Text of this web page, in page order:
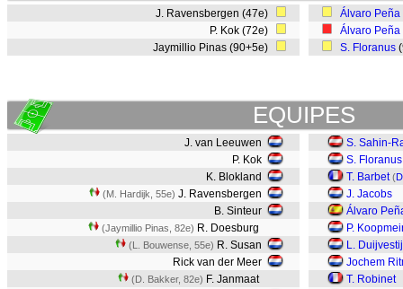
J. Ravensbergen (47e)
P. Kok (72e)
Jaymillio Pinas (90+5e)
Álvaro Peña
Álvaro Peña
S. Floranus
EQUIPES
J. van Leeuwen
P. Kok
K. Blokland
(M. Hardijk, 55e) J. Ravensbergen
B. Sinteur
(Jaymillio Pinas, 82e) R. Doesburg
(L. Bouwense, 55e) R. Susan
Rick van der Meer
(D. Bakker, 82e) F. Janmaat
S. Sahin-
S. Floranus
T. Barbet (
J. Jacobs
Álvaro
P.
L.
Jochem
T. Robinet